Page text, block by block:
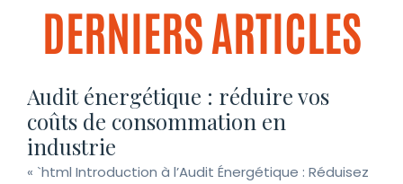
DERNIERS ARTICLES
Audit énergétique : réduire vos
coûts de consommation en
industrie
« `html Introduction à l’Audit Énergétique : Réduisez